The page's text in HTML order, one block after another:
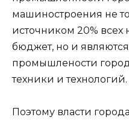
машиностроения не
источником 20% всех
бюджет, но и
промышлености
техники и технологий.
Поэтому власти